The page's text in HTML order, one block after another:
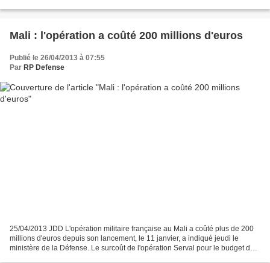
Mali : l'opération a coûté 200 millions d'euros
Publié le 26/04/2013 à 07:55
Par RP Defense
25/04/2013 JDD L'opération militaire française au Mali a coûté plus de 200
millions d'euros depuis son lancement, le 11 janvier, a indiqué jeudi le
ministère de la Défense. Le surcoût de l'opération Serval pour le budget de